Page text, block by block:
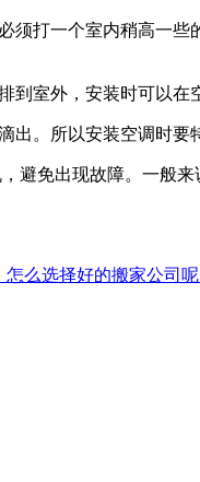
打一个室内稍高一些
室外，安装时可以在
。所以安装空调时要
免出现故障。一般来
怎么选择好的搬家公司呢